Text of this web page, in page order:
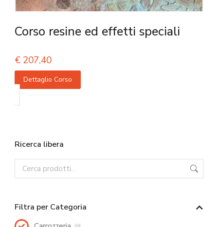
Corso resine ed effetti speciali
€ 207,40
Dettaglio Corso
Ricerca libera
Filtra per Categoria